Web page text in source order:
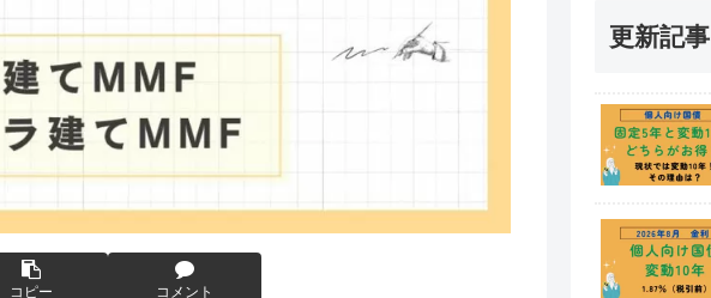
コピー コメント
更新記事